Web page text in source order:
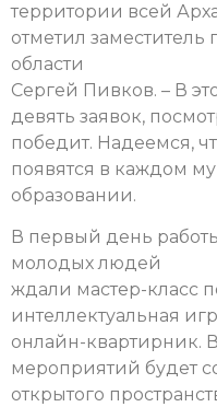
территории всей
отметил заместитель
области
Сергей Пивков. – В
девять заявок,
победит. Надеемся,
появятся в каждом
образовании.
В первый день
молодых людей
ждали мастер-класс
интеллектуальная
онлайн-квартирник.
мероприятий будет
открытого